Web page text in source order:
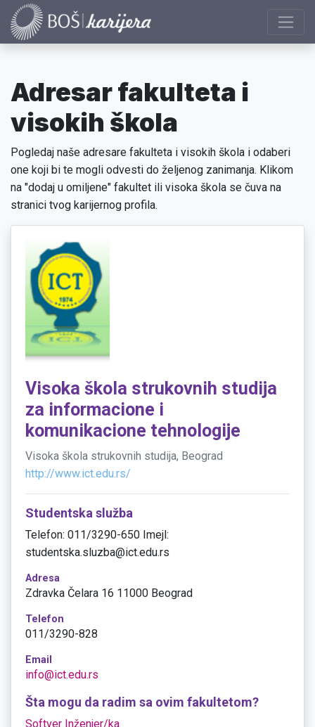
Adresar fakulteta i
visokih škola
Pogledaj naše adresare fakulteta i visokih škola i odaberi
one koji bi te mogli odvesti do željenog zanimanja. Klikom
na "dodaj u omiljene" fakultet ili visoka škola se čuva na
stranici tvog karijernog profila.
Visoka škola strukovnih studija
za informacione i
komunikacione tehnologije
Visoka škola strukovnih studija, Beograd
http://www.ict.edu.rs/
Studentska služba
Telefon: 011/3290-650 Imejl:
studentska.sluzba@ict.edu.rs
Adresa
Zdravka Čelara 16 11000 Beograd
Telefon
011/3290-828
Email
info@ict.edu.rs
Šta mogu da radim sa ovim fakultetom?
Softver Inženjer/ka